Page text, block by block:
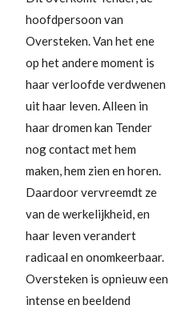
hoofdpersoon van
Oversteken. Van het ene
op het andere moment is
haar verloofde verdwenen
uit haar leven. Alleen in
haar dromen kan Tender
nog contact met hem
maken, hem zien en horen.
Daardoor vervreemdt ze
van de werkelijkheid, en
haar leven verandert
radicaal en onomkeerbaar.
Oversteken is opnieuw een
intense en beeldend